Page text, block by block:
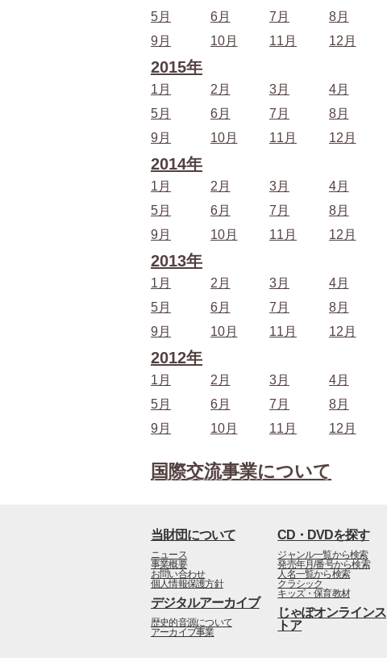
5月
6月 7月
8月
9月
10月 11月 12月
2015年
1月 2月 3月
4月
5月
6月 7月
8月
9月
10月 11月 12月
2014年
1月 2月 3月
4月
5月
6月 7月
8月
9月
10月 11月 12月
2013年
1月 2月 3月
4月
5月
6月 7月
8月
9月
10月 11月 12月
2012年
1月 2月 3月
4月
5月
6月 7月
8月
9月
10月 11月 12月
国際交流事業について
当財団について
ニュース
事業概要
お問い合わせ
個人情報保護方針
デジタルアーカイブ
歴史的音源について
アーカイブ事業
CD・DVDを探す
ジャンル一覧から検索
発売年月/番号から検索
人名一覧から検索
クラシック
キッズ・保育教材
じゃぽオンラインス
トア